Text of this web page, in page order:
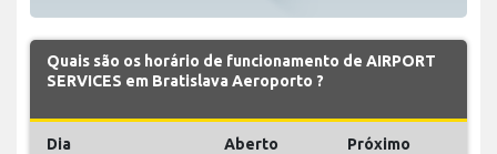
Quais são os horário de funcionamento de AIRPORT
SERVICES em Bratislava Aeroporto ?
Dia Aberto Próximo